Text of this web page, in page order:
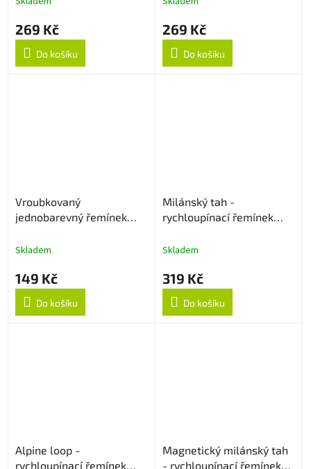
269 Kč
Do košíku
269 Kč
Do košíku
Vroubkovaný
jednobarevný řemínek
Skladem
149 Kč
Do košíku
Milánský tah -
rychloupínací řemínek
Skladem
319 Kč
Do košíku
Alpine loop -
rychloupínací řemínek
Magnetický milánský tah
- rychloupínací řemínek